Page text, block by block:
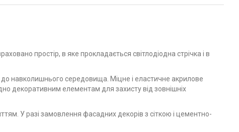
простір, в яке прокладається світлодіодна стрічка і в
навколишнього середовища. Міцне і еластичне акрилове
декоративним елементам для захисту від зовнішніх
У разі замовлення фасадних декорів з сіткою і цементно-